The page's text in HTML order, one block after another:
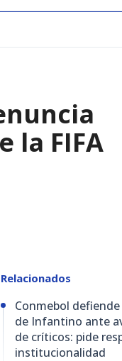
la FIFA
Relacionados
Conmebol defiende
de Infantino ante
de críticos: pide
institucionalidad